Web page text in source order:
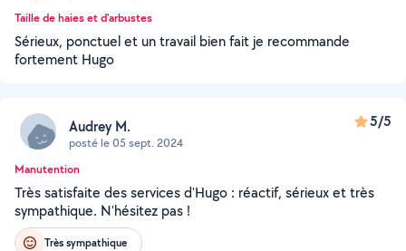
Taille de haies et d'arbustes
Sérieux, ponctuel et un travail bien fait je recommande
fortement Hugo
Audrey M.
posté le 05 sept. 2024
5/5
Manutention
Très satisfaite des services d'Hugo : réactif, sérieux et très
sympathique. N'hésitez pas !
Très sympathique